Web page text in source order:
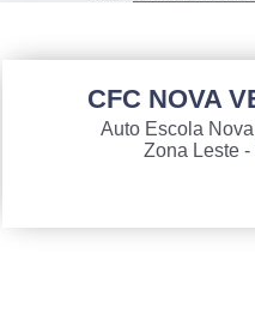
CFC NOVA
Auto Escola
Zona Leste -